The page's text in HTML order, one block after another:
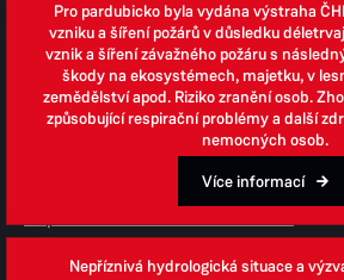
Zpracování osobních údajů
Whistleblowing
Open data
Povinně zveřejňované informace
Prohlášení o přístupnosti
Odpovědi na žádosti o informace
Jednotné environmentální stanovisko
Pro pardubicko byla vydána výstraha
vzniku a šíření požárů v důsledku
vznik a šíření závažného požáru s
škody na ekosystémech, majetku, v
zemědělství apod. Riziko zranění osob.
způsobující respirační problémy a další
nemocných osob.
Více informací
Nepříznivá hydrologická situace a